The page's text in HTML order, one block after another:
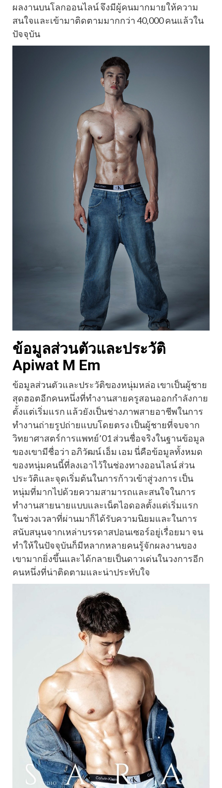
ผลงานบนโลกออนไลน์ จึงมีผู้คนมากมายให้ความ
สนใจและเข้ามาติดตามมากกว่า 40,000 คนแล้วใน
ปัจจุบัน
ข้อมูลส่วนตัวและประวัติ
Apiwat M Em
ข้อมูลส่วนตัวและประวัติของหนุ่มหล่อ เขาเป็นผู้ชาย
สุดฮอตอีกคนหนึ่งที่ทำงานสายครูสอนออกกำลังกาย
ตั้งแต่เริ่มแรก แล้วยังเป็นช่างภาพสายอาชีพในการ
ทำงานถ่ายรูปถ่ายแบบโดยตรง เป็นผู้ชายที่จบจาก
วิทยาศาสตร์การแพทย์’01 ส่วนชื่อจริงในฐานข้อมูล
ของเขามีชื่อว่า อภิวัฒน์ เอ็ม เอม นี่คือข้อมูลทั้งหมด
ของหนุ่มคนนี้ที่ลงเอาไว้ในช่องทางออนไลน์ ส่วน
ประวัติและจุดเริ่มต้นในการก้าวเข้าสู่วงการ เป็น
หนุ่มที่มากไปด้วยความสามารถและสนใจในการ
ทำงานสายนายแบบและเน็ตไอดอลตั้งแต่เริ่มแรก
ในช่วงเวลาที่ผ่านมาก็ได้รับความนิยมและในการ
สนับสนุนจากเหล่าบรรดาสปอนเซอร์อยู่เรื่อยมา จน
ทำให้ในปัจจุบันก็มีหลากหลายคนรู้จักผลงานของ
เขามากยิ่งขึ้นและได้กลายเป็นดาวเด่นในวงการอีก
คนหนึ่งที่น่าติดตามและน่าประทับใจ